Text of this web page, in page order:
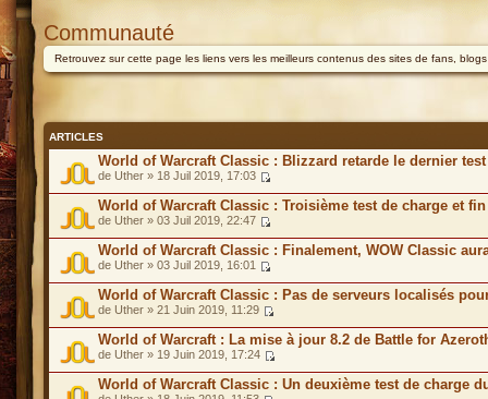
Communauté
Retrouvez sur cette page les liens vers les meilleurs contenus des sites de fans,
ARTICLES
World of Warcraft Classic : Blizzard retarde le dernier
de Uther » 18 Juil 2019, 17:03
World of Warcraft Classic : Troisième test de charge et
de Uther » 03 Juil 2019, 22:47
World of Warcraft Classic : Finalement, WOW Classic
de Uther » 03 Juil 2019, 16:01
World of Warcraft Classic : Pas de serveurs localisés
de Uther » 21 Juin 2019, 11:29
World of Warcraft : La mise à jour 8.2 de Battle for
de Uther » 19 Juin 2019, 17:24
World of Warcraft Classic : Un deuxième test de charge